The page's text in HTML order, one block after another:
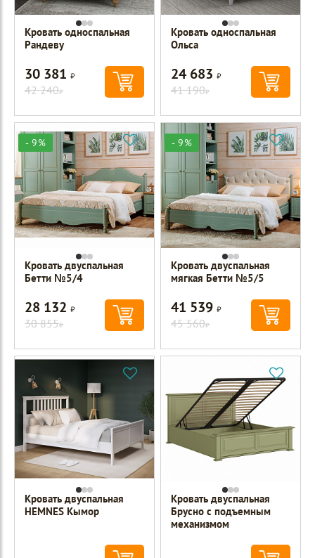
Кровать односпальная
Рандеву
30 381Р
42 240Р
Кровать односпальная
Ольса
24 683Р
41 190Р
- 9%
Кровать двуспальная
Бетти №5/4
28 132Р
30 855Р
- 9%
Кровать двуспальная
мягкая Бетти №5/5
41 539Р
45 560Р
Кровать двуспальная
HEMNES Кымор
Кровать двуспальная
Брусно с подъемным
механизмом